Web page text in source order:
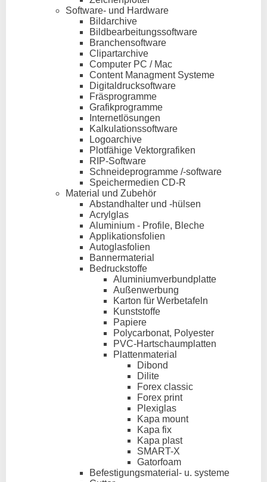
Software- und Hardware
Bildarchive
Bildbearbeitungssoftware
Branchensoftware
Clipartarchive
Computer PC / Mac
Content Managment Systeme
Digitaldrucksoftware
Fräsprogramme
Grafikprogramme
Internetlösungen
Kalkulationssoftware
Logoarchive
Plotfähige Vektorgrafiken
RIP-Software
Schneideprogramme /-software
Speichermedien CD-R
Material und Zubehör
Abstandhalter und -hülsen
Acrylglas
Aluminium - Profile, Bleche
Applikationsfolien
Autoglasfolien
Bannermaterial
Bedruckstoffe
Aluminiumverbundplatte
Außenwerbung
Karton für Werbetafeln
Kunststoffe
Papiere
Polycarbonat, Polyester
PVC-Hartschaumplatten
Plattenmaterial
Dibond
Dilite
Forex classic
Forex print
Plexiglas
Kapa mount
Kapa fix
Kapa plast
SMART-X
Gatorfoam
Befestigungsmaterial- u. systeme